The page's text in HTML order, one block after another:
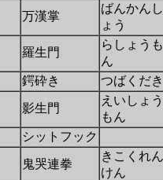
万漢掌
ばんかんし
ょう
羅生門
らしょうも
ん
鍔砕き
つばくだき
影生門
えいしょう
もん
シットフック
鬼哭連拳
きこくれん
けん